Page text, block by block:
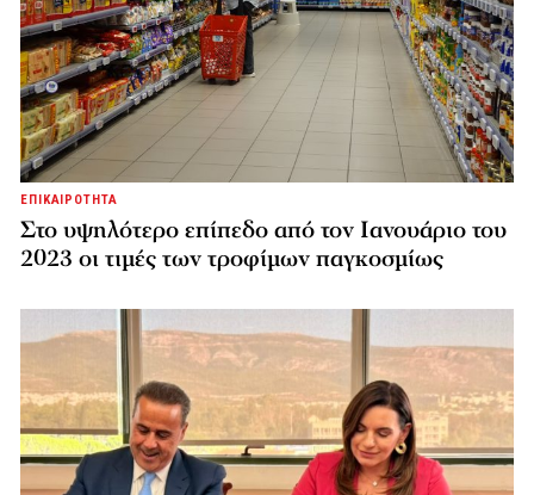
ΕΠΙΚΑΙΡΟΤΗΤΑ
Στο υψηλότερο επίπεδο από τον Ιανουάριο του
2023 οι τιμές των τροφίμων παγκοσμίως